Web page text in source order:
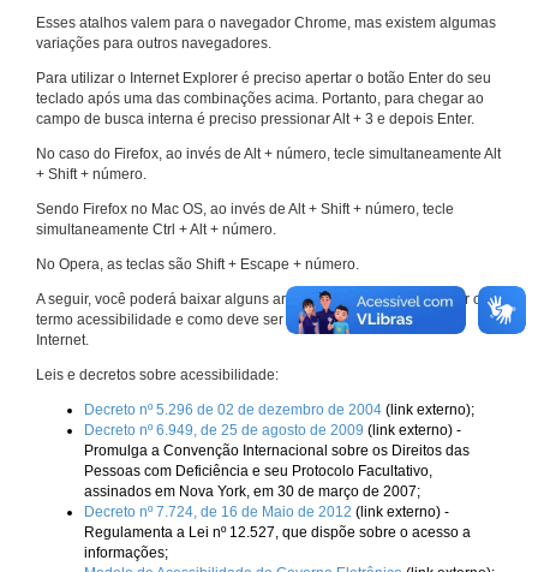
Esses atalhos valem para o navegador Chrome, mas existem algumas
variações para outros navegadores.
Para utilizar o Internet Explorer é preciso apertar o botão Enter do seu
teclado após uma das combinações acima. Portanto, para chegar ao
campo de busca interna é preciso pressionar Alt + 3 e depois Enter.
No caso do Firefox, ao invés de Alt + número, tecle simultaneamente Alt
+ Shift + número.
Sendo Firefox no Mac OS, ao invés de Alt + Shift + número, tecle
simultaneamente Ctrl + Alt + número.
No Opera, as teclas são Shift + Escape + número.
A seguir, você poderá baixar alguns arquivos que explicam melhor o
termo acessibilidade e como deve ser implementado nos sites da
Internet.
Leis e decretos sobre acessibilidade:
Decreto nº 5.296 de 02 de dezembro de 2004 (link externo);
Decreto nº 6.949, de 25 de agosto de 2009 (link externo) -
Promulga a Convenção Internacional sobre os Direitos das
Pessoas com Deficiência e seu Protocolo Facultativo,
assinados em Nova York, em 30 de março de 2007;
Decreto nº 7.724, de 16 de Maio de 2012 (link externo) -
Regulamenta a Lei nº 12.527, que dispõe sobre o acesso a
informações;